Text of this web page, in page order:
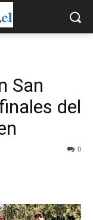
San
del
0